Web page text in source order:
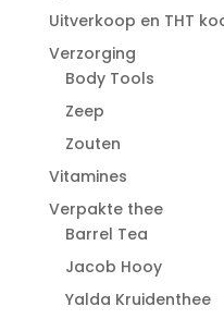
Uitverkoop en THT
Verzorging
Body Tools
Zeep
Zouten
Vitamines
Verpakte thee
Barrel Tea
Jacob Hooy
Yalda Kruidenthee